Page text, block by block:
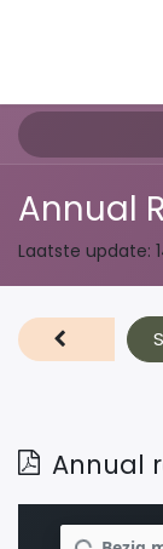
Annual
Laatste update:
Annual